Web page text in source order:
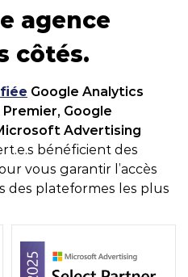
agence
côtés.
Google Analytics
Google
Advertising
bénéficient des
vous garantir l’accès
des plateformes les plus